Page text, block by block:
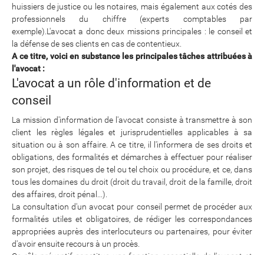
huissiers de justice ou les notaires, mais également aux cotés des
professionnels du chiffre (experts comptables par
exemple).L'avocat a donc deux missions principales : le conseil et
la défense de ses clients en cas de contentieux.
A ce titre, voici en substance les principales tâches attribuées à
l'avocat :
L'avocat a un rôle d'information et de
conseil
La mission d'information de l'avocat consiste à transmettre à son
client les règles légales et jurisprudentielles applicables à sa
situation ou à son affaire. A ce titre, il l'informera de ses droits et
obligations, des formalités et démarches à effectuer pour réaliser
son projet, des risques de tel ou tel choix ou procédure, et ce, dans
tous les domaines du droit (droit du travail, droit de la famille, droit
des affaires, droit pénal...).
La consultation d'un avocat pour conseil permet de procéder aux
formalités utiles et obligatoires, de rédiger les correspondances
appropriées auprès des interlocuteurs ou partenaires, pour éviter
d'avoir ensuite recours à un procès.